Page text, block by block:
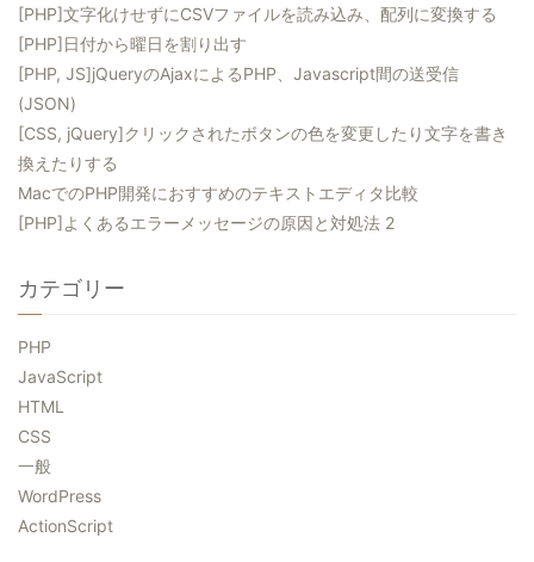
[PHP]文字化けせずにCSVファイルを読み込み、配列に変換する
[PHP]日付から曜日を割り出す
[PHP, JS]jQueryのAjaxによるPHP、Javascript間の送受信
(JSON)
[CSS, jQuery]クリックされたボタンの色を変更したり文字を書き
換えたりする
MacでのPHP開発におすすめのテキストエディタ比較
[PHP]よくあるエラーメッセージの原因と対処法 2
カテゴリー
PHP
JavaScript
HTML
CSS
一般
WordPress
ActionScript